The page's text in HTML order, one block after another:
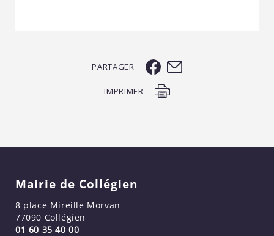
PARTAGER
IMPRIMER
Mairie de Collégien
8 place Mireille Morvan
77090 Collégien
01 60 35 40 00